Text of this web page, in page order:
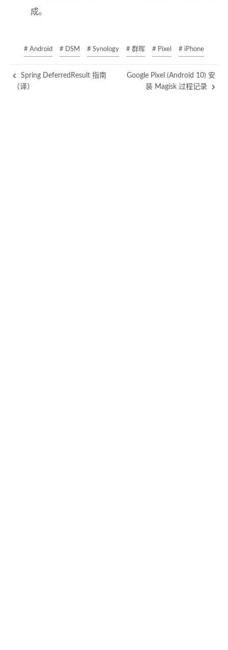
成。
# Android # DSM # Synology # 群晖 # Pixel # iPhone
Spring DeferredResult 指南
（译）
Google Pixel (Android 10) 安
装 Magisk 过程记录